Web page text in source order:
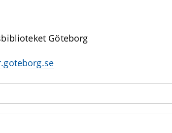
Göteborg